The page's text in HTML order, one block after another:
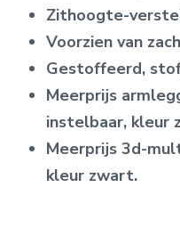
Zithoogte-
Voorzien van
Gestoffeerd,
Meerprijs
instelbaar, kleur
Meerprijs 3d-
kleur zwart.